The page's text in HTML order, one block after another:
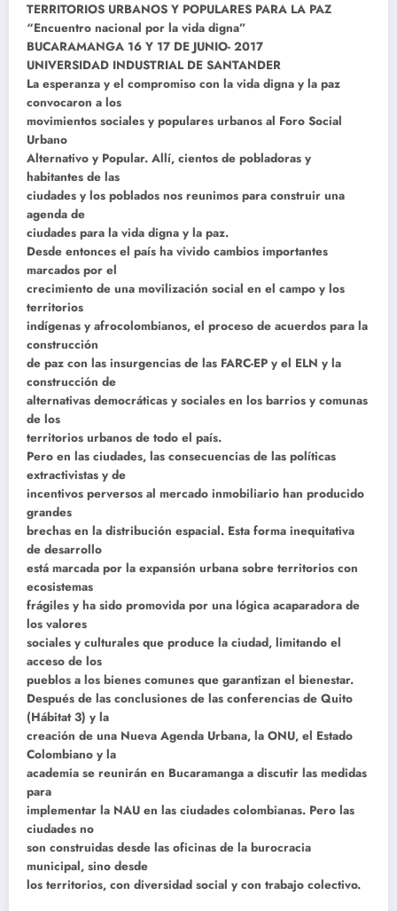
TERRITORIOS URBANOS Y POPULARES PARA LA PAZ
“Encuentro nacional por la vida digna”
BUCARAMANGA 16 Y 17 DE JUNIO- 2017
UNIVERSIDAD INDUSTRIAL DE SANTANDER
La esperanza y el compromiso con la vida digna y la paz
convocaron a los
movimientos sociales y populares urbanos al Foro Social
Urbano
Alternativo y Popular. Allí, cientos de pobladoras y
habitantes de las
ciudades y los poblados nos reunimos para construir una
agenda de
ciudades para la vida digna y la paz.
Desde entonces el país ha vivido cambios importantes
marcados por el
crecimiento de una movilización social en el campo y los
territorios
indígenas y afrocolombianos, el proceso de acuerdos para la
construcción
de paz con las insurgencias de las FARC-EP y el ELN y la
construcción de
alternativas democráticas y sociales en los barrios y comunas
de los
territorios urbanos de todo el país.
Pero en las ciudades, las consecuencias de las políticas
extractivistas y de
incentivos perversos al mercado inmobiliario han producido
grandes
brechas en la distribución espacial. Esta forma inequitativa
de desarrollo
está marcada por la expansión urbana sobre territorios con
ecosistemas
frágiles y ha sido promovida por una lógica acaparadora de
los valores
sociales y culturales que produce la ciudad, limitando el
acceso de los
pueblos a los bienes comunes que garantizan el bienestar.
Después de las conclusiones de las conferencias de Quito
(Hábitat 3) y la
creación de una Nueva Agenda Urbana, la ONU, el Estado
Colombiano y la
academia se reunirán en Bucaramanga a discutir las medidas
para
implementar la NAU en las ciudades colombianas. Pero las
ciudades no
son construidas desde las oficinas de la burocracia
municipal, sino desde
los territorios, con diversidad social y con trabajo colectivo.